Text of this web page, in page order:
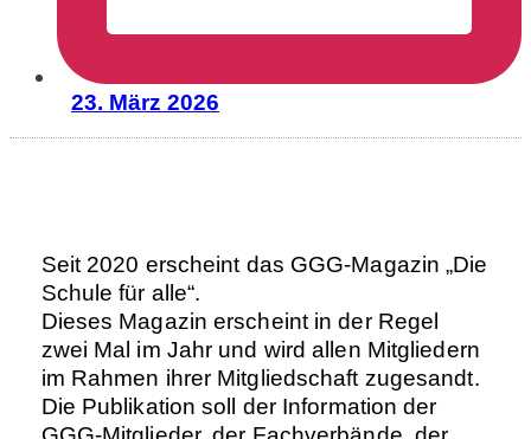
23. März 2026
Seit 2020 erscheint das GGG-Magazin „Die
Schule für alle“.
Dieses Magazin erscheint in der Regel
zwei Mal im Jahr und wird allen Mitgliedern
im Rahmen ihrer Mitgliedschaft zugesandt.
Die Publikation soll der Information der